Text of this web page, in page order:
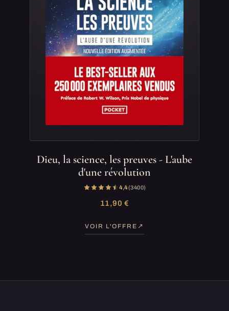
Dieu, la science, les preuves - L'aube
d'une révolution
4,4(3 400)
11,90 €
VOIR L'OFFRE